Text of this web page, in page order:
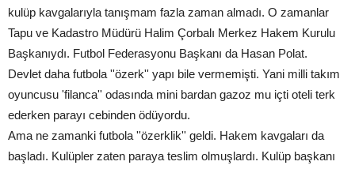
kulüp kavgalarıyla tanışmam fazla zaman almadı. O zamanlar
Tapu ve Kadastro Müdürü Halim Çorbalı Merkez Hakem Kurulu
Başkanıydı. Futbol Federasyonu Başkanı da Hasan Polat.
Devlet daha futbola ''özerk'' yapı bile vermemişti. Yani milli takım
oyuncusu 'filanca'' odasında mini bardan gazoz mu içti oteli terk
ederken parayı cebinden ödüyordu.
Ama ne zamanki futbola ''özerklik'' geldi. Hakem kavgaları da
başladı. Kulüpler zaten paraya teslim olmuşlardı. Kulüp başkanı